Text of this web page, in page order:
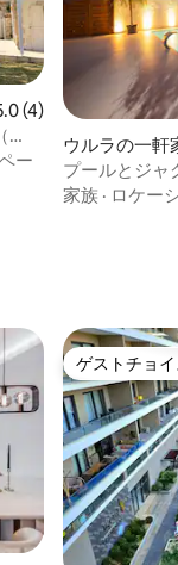
ュー4件、5つ星中
(4)
ー
ウルラの一軒
プールとジャ
イベートヴィ
家族 · ロケー
ゲストチョイ
ゲストチョイ